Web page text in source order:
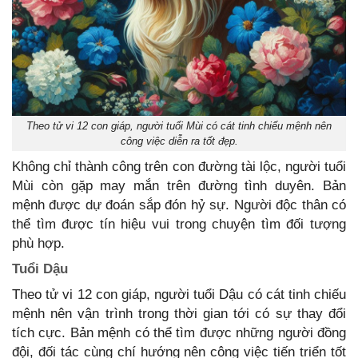
Theo tử vi 12 con giáp, người tuổi Mùi có cát tinh chiếu mệnh nên
công việc diễn ra tốt đẹp.
Không chỉ thành công trên con đường tài lộc, người tuổi
Mùi còn gặp may mắn trên đường tình duyên. Bản
mệnh được dự đoán sắp đón hỷ sự. Người độc thân có
thể tìm được tín hiệu vui trong chuyện tìm đối tượng
phù hợp.
Tuổi Dậu
Theo tử vi 12 con giáp, người tuổi Dậu có cát tinh chiếu
mệnh nên vận trình trong thời gian tới có sự thay đổi
tích cực. Bản mệnh có thể tìm được những người đồng
đội, đối tác cùng chí hướng nên công việc tiến triển tốt